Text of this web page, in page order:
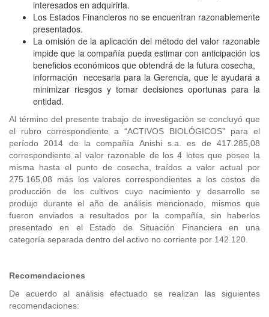
interesados en adquirirla.
Los Estados Financieros no se encuentran razonablemente
presentados.
La omisión de la aplicación del método del valor razonable
impide que la compañía pueda estimar con anticipación los
beneficios económicos que obtendrá de la futura cosecha,
información necesaria para la Gerencia, que le ayudará a
minimizar riesgos y tomar decisiones oportunas para la
entidad.
Al término del presente trabajo de investigación se concluyó que
el rubro correspondiente a “ACTIVOS BIOLÓGICOS” para el
período 2014 de la compañía Anishi s.a. es de 417.285,08
correspondiente al valor razonable de los 4 lotes que posee la
misma hasta el punto de cosecha, traídos a valor actual por
275.165,08 más los valores correspondientes a los costos de
producción de los cultivos cuyo nacimiento y desarrollo se
produjo durante el año de análisis mencionado, mismos que
fueron enviados a resultados por la compañía, sin haberlos
presentado en el Estado de Situación Financiera en una
categoría separada dentro del activo no corriente por 142.120.
Recomendaciones
De acuerdo al análisis efectuado se realizan las siguientes
recomendaciones: